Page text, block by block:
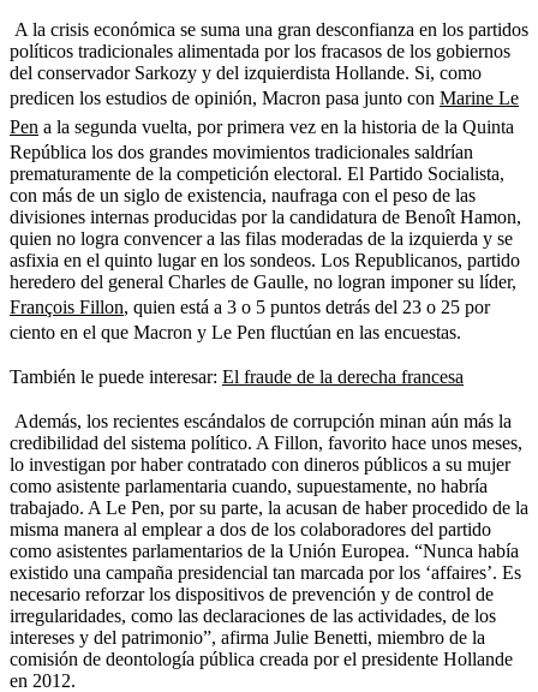
A la crisis económica se suma una gran desconfianza en los partidos
políticos tradicionales alimentada por los fracasos de los gobiernos
del conservador Sarkozy y del izquierdista Hollande. Si, como
predicen los estudios de opinión, Macron pasa junto con Marine Le
Pen a la segunda vuelta, por primera vez en la historia de la Quinta
República los dos grandes movimientos tradicionales saldrían
prematuramente de la competición electoral. El Partido Socialista,
con más de un siglo de existencia, naufraga con el peso de las
divisiones internas producidas por la candidatura de Benoît Hamon,
quien no logra convencer a las filas moderadas de la izquierda y se
asfixia en el quinto lugar en los sondeos. Los Republicanos, partido
heredero del general Charles de Gaulle, no logran imponer su líder,
François Fillon, quien está a 3 o 5 puntos detrás del 23 o 25 por
ciento en el que Macron y Le Pen fluctúan en las encuestas.
También le puede interesar: El fraude de la derecha francesa
Además, los recientes escándalos de corrupción minan aún más la
credibilidad del sistema político. A Fillon, favorito hace unos meses,
lo investigan por haber contratado con dineros públicos a su mujer
como asistente parlamentaria cuando, supuestamente, no habría
trabajado. A Le Pen, por su parte, la acusan de haber procedido de la
misma manera al emplear a dos de los colaboradores del partido
como asistentes parlamentarios de la Unión Europea. “Nunca había
existido una campaña presidencial tan marcada por los ‘affaires’. Es
necesario reforzar los dispositivos de prevención y de control de
irregularidades, como las declaraciones de las actividades, de los
intereses y del patrimonio”, afirma Julie Benetti, miembro de la
comisión de deontología pública creada por el presidente Hollande
en 2012.